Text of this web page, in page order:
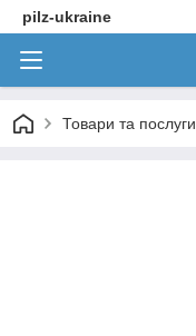
pilz-ukraine
Товари та послуги